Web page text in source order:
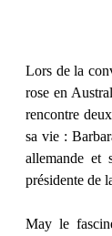
Lors de la
rose en
rencontre
sa vie :
allemande et
présidente de
May le